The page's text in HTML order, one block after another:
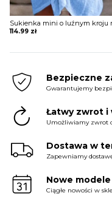
114.99 zł
Bezpieczne
Gwarantujemy
Łatwy zwrot i
Umożliwiamy zwrot
Dostawa w
Zapewniamy
Nowe modele
Ciągłe nowości w